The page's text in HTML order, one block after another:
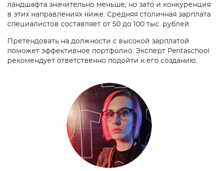
ландшафта значительно меньше, но зато и конкуренция
в этих направлениях ниже. Средняя столичная зарплата
специалистов составляет от 50 до 100 тыс. рублей.
Претендовать на должности с высокой зарплатой
поможет эффективное портфолио. Эксперт Pentaschool
рекомендует ответственно подойти к его созданию.